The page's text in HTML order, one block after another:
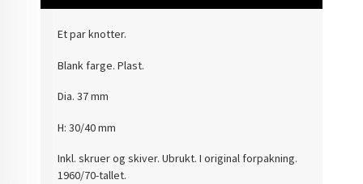
Et par knotter.
Blank farge. Plast.
Dia. 37 mm
H: 30/40 mm
Inkl. skruer og skiver. Ubrukt. I original forpakning.
1960/70-tallet.